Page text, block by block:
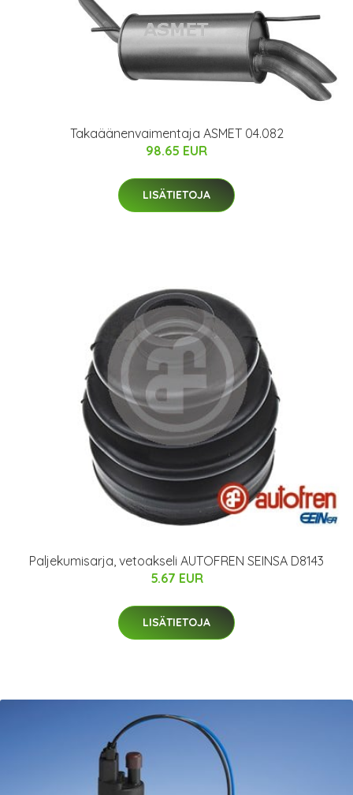
Takaäänenvaimentaja ASMET 04.082
98.65 EUR
LISÄTIETOJA
Paljekumisarja, vetoakseli AUTOFREN SEINSA D8143
5.67 EUR
LISÄTIETOJA